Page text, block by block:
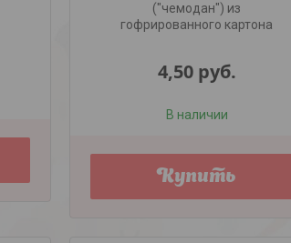
("чемодан") из
гофрированного картона
4,50 руб.
В наличии
Купить